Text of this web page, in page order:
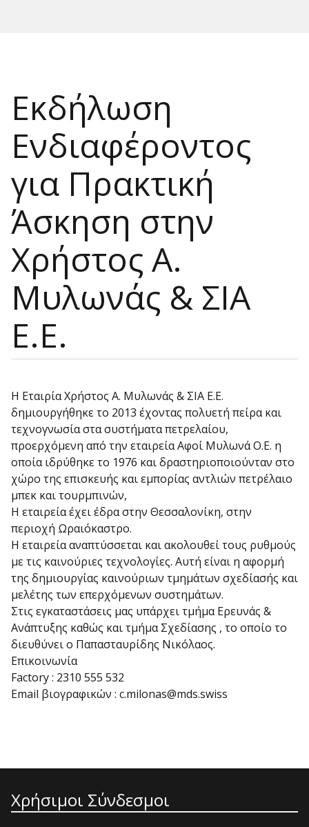
Εκδήλωση
Ενδιαφέροντος
για Πρακτική
Άσκηση στην
Χρήστος Α.
Μυλωνάς & ΣΙΑ
Ε.Ε.
Η Εταιρία Χρήστος Α. Μυλωνάς & ΣΙΑ Ε.Ε.
δημιουργήθηκε το 2013 έχοντας πολυετή πείρα και
τεχνογνωσία στα συστήματα πετρελαίου,
προερχόμενη από την εταιρεία Αφοί Μυλωνά Ο.Ε. η
οποία ιδρύθηκε το 1976 και δραστηριοποιούνταν στο
χώρο της επισκευής και εμπορίας αντλιών πετρέλαιο
μπεκ και τουρμπινών,
Η εταιρεία έχει έδρα στην Θεσσαλονίκη, στην
περιοχή Ωραιόκαστρο.
Η εταιρεία αναπτύσσεται και ακολουθεί τους ρυθμούς
με τις καινούριες τεχνολογίες. Αυτή είναι η αφορμή
της δημιουργίας καινούριων τμημάτων σχεδίασής και
μελέτης των επερχόμενων συστημάτων.
Στις εγκαταστάσεις μας υπάρχει τμήμα Ερευνάς &
Ανάπτυξης καθώς και τμήμα Σχεδίασης , το οποίο το
διευθύνει ο Παπασταυρίδης Νικόλαος.
Επικοινωνία
Factory : 2310 555 532
Email βιογραφικών : c.milonas@mds.swiss
Χρήσιμοι Σύνδεσμοι